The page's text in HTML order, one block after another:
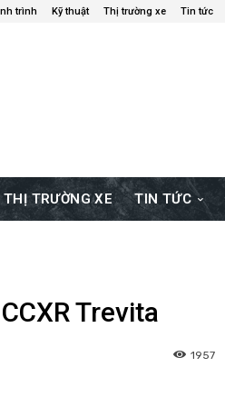
trình Kỹ thuật Thị trường xe Tin tức
THỊ TRƯỜNG XE TIN TỨC
Trevita
1957